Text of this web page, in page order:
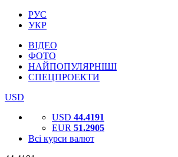
РУС
УКР
ВІДЕО
ФОТО
НАЙПОПУЛЯРНІШІ
СПЕЦПРОЕКТИ
USD
USD 44.4191
EUR 51.2905
Всі курси валют